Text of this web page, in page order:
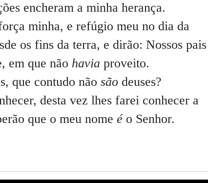
encheram a minha herança.
minha, e refúgio meu no dia da
os fins da terra, e dirão: Nossos pais
em que não havia proveito.
que contudo não são deuses?
desta vez lhes farei conhecer a
que o meu nome éo Senhor.